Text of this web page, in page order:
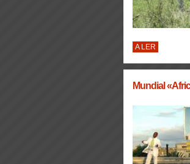
A LER
Mundial